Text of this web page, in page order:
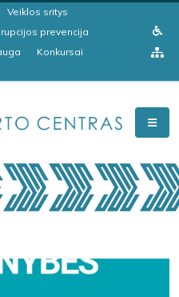
Veiklos sritys
prevencija
Konkursai